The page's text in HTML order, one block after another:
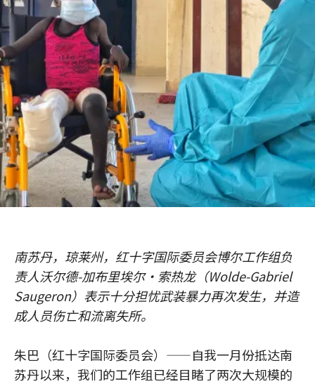
南苏丹，琼莱州，红十字国际委员会博尔工作组负
责人沃尔德-加布里埃尔·索热龙（Wolde-Gabriel
Saugeron）表示十分担忧武装暴力再次发生，并造
成人员伤亡和流离失所。
朱巴（红十字国际委员会）——自我一月份抵达南
苏丹以来，我们的工作组已经目睹了两次大规模的